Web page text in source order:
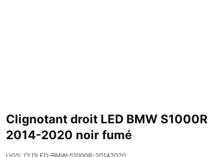
Clignotant droit LED BMW S1000R
2014-2020 noir fumé
UGS: CLDLED-BMW-S1000R-20142020